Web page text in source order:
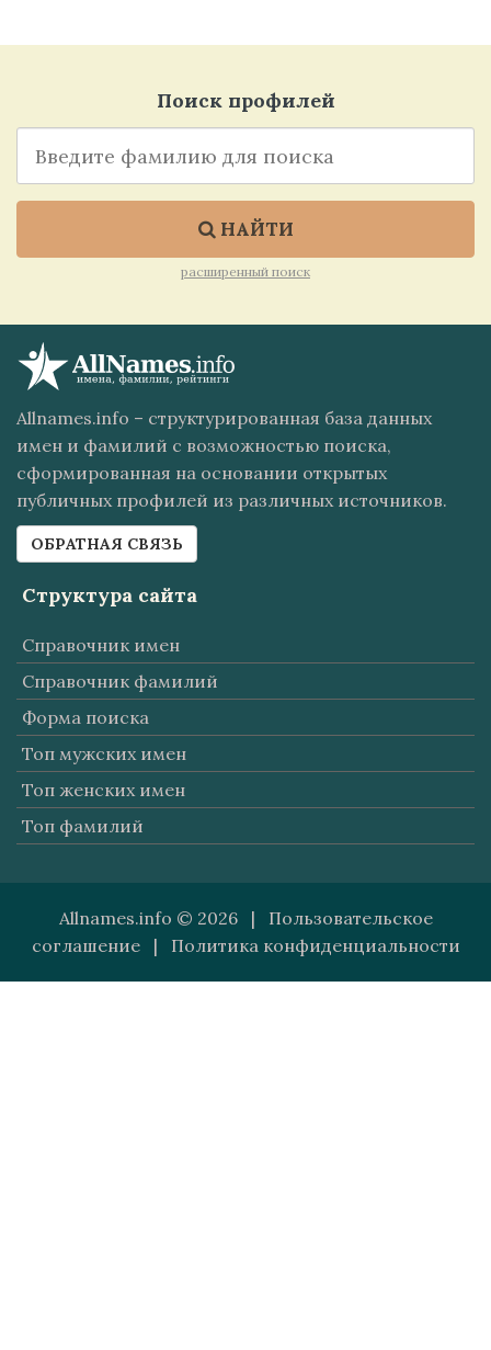
Поиск профилей
НАЙТИ
расширенный поиск
Allnames.info – структурированная база данных
имен и фамилий с возможностью поиска,
сформированная на основании открытых
публичных профилей из различных источников.
ОБРАТНАЯ СВЯЗЬ
Структура сайта
Справочник имен
Справочник фамилий
Форма поиска
Топ мужских имен
Топ женских имен
Топ фамилий
Allnames.info © 2026 | Пользовательское
соглашение| Политика конфиденциальности